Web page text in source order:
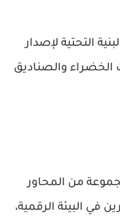
التحتية لإصدار
الخضراء والصناديق
من المحاور
في البيئة الرقمية،